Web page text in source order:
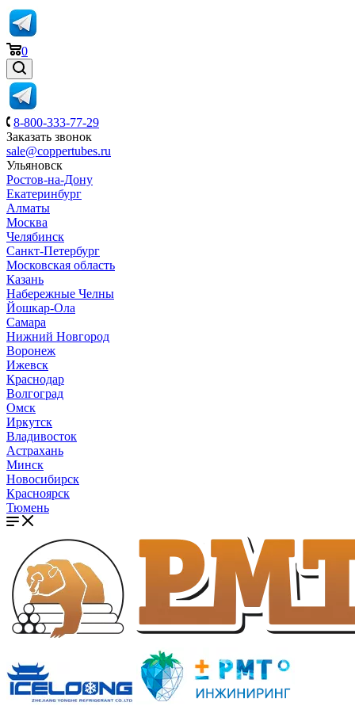
0
8-800-333-77-29
Заказать звонок
sale@coppertubes.ru
Ульяновск
Ростов-на-Дону
Екатеринбург
Алматы
Москва
Челябинск
Санкт-Петербург
Московская область
Казань
Набережные Челны
Йошкар-Ола
Самара
Нижний Новгород
Воронеж
Ижевск
Краснодар
Волгоград
Омск
Иркутск
Владивосток
Астрахань
Минск
Новосибирск
Красноярск
Тюмень